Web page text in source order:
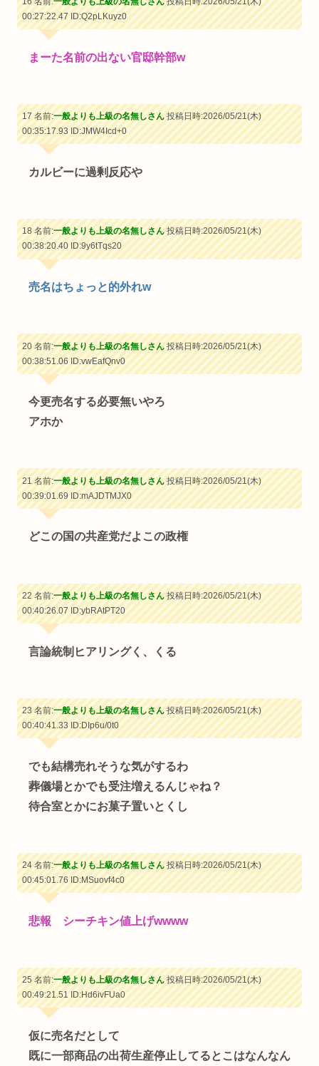
00:27:22.47ID:Q2pLKuyz0
まーた名前の出ない官邸幹部w
17 名前:一般よりも上級の名無しさん投稿日時:2026/05/21(木)
00:35:17.93ID:JMW4Icd+0
カルビーに過剰反応や
18 名前:一般よりも上級の名無しさん投稿日時:2026/05/21(木)
00:38:20.40ID:9y6tTqs20
売名はちょっと的外れw
20 名前:一般よりも上級の名無しさん投稿日時:2026/05/21(木)
00:38:51.06ID:vwEafQnv0
今更売名する必要無いやろ
アホか
21 名前:一般よりも上級の名無しさん投稿日時:2026/05/21(木)
00:39:01.69ID:mAJDTMJX0
どこの国の共産党だよこの政権
22 名前:一般よりも上級の名無しさん投稿日時:2026/05/21(木)
00:40:26.07ID:ybRAtPT20
言論統制ヒアリングく、くる
23 名前:一般よりも上級の名無しさん投稿日時:2026/05/21(木)
00:40:41.33ID:DIp6u/0t0
でも結構売れそうな気がするわ
葬儀場とかでも受注増えるんじゃね？
待合室とかにお菓子置いとくし
24 名前:一般よりも上級の名無しさん投稿日時:2026/05/21(木)
00:45:01.76ID:MSuovf4c0
悲報 シーチキン値上げwwww
25 名前:一般よりも上級の名無しさん投稿日時:2026/05/21(木)
00:49:21.51ID:Hd6ivFUa0
仮に売名だとして
既に一部商品の出荷生産停止してるとこはなんなん